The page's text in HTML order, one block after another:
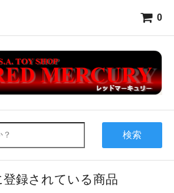
0
検索
登録されている商品